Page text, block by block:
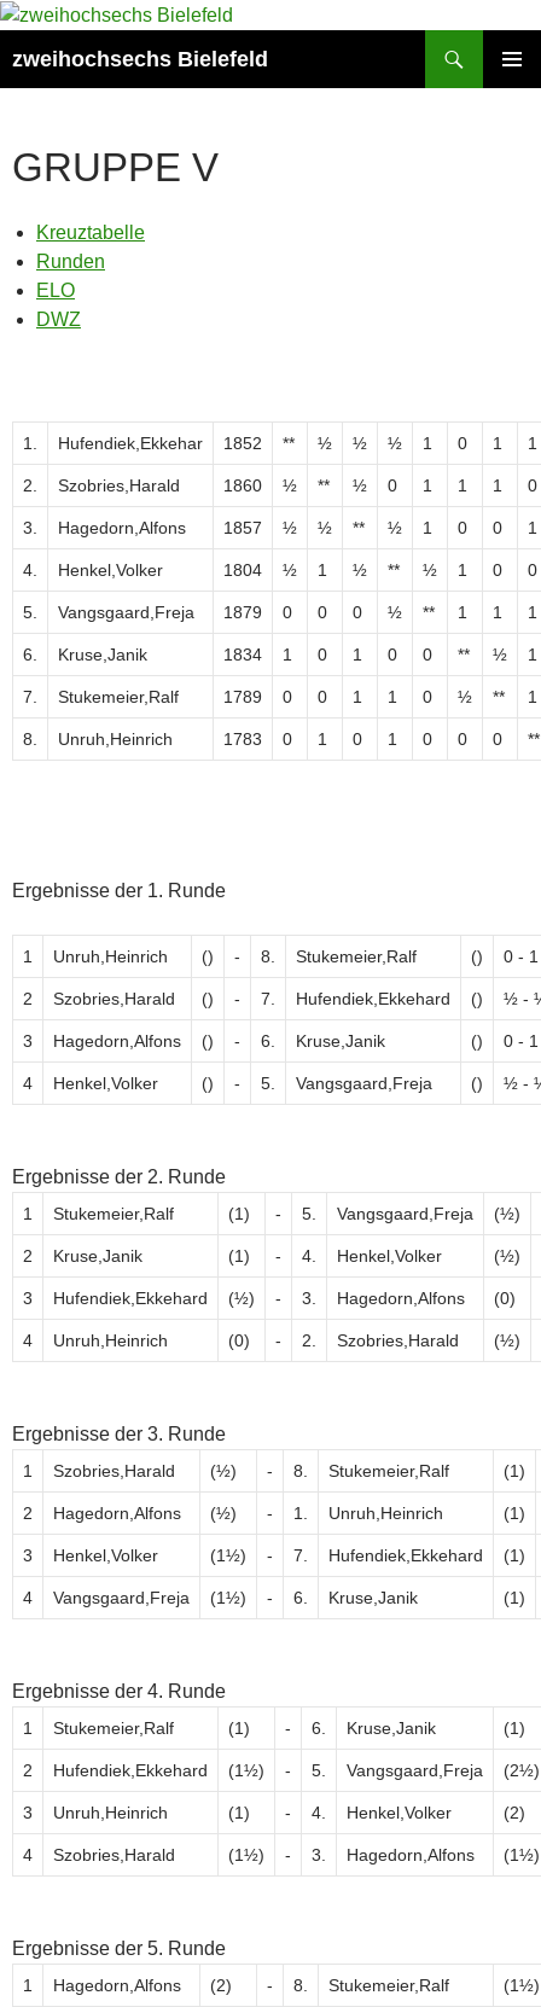
Zum
springen
zweihochsechs Bielefeld
GRUPPE V
Kreuztabelle
Runden
ELO
DWZ
1. Hufendiek,Ekkehar 1852 ** ½ ½ ½ 1 0 1 1
2. Szobries,Harald 1860 ½ ** ½ 0 1 1 1 0
3. Hagedorn,Alfons 1857 ½ ½ ** ½ 1 0 0 1
4. Henkel,Volker 1804 ½ 1 ½ ** ½ 1 0 0
5. Vangsgaard,Freja 1879 0 0 0 ½ ** 1 1 1
6. Kruse,Janik 1834 1 0 1 0 0 ** ½ 1
7. Stukemeier,Ralf 1789 0 0 1 1 0 ½ ** 1
8. Unruh,Heinrich 1783 0 1 0 1 0 0 0 **
Ergebnisse der 1. Runde
1 Unruh,Heinrich () - 8. Stukemeier,Ralf () 0 - 1
2 Szobries,Harald () - 7. Hufendiek,Ekkehard () ½ -
3 Hagedorn,Alfons () - 6. Kruse,Janik () 0 - 1
4 Henkel,Volker () - 5. Vangsgaard,Freja () ½ -
Ergebnisse der 2. Runde
1 Stukemeier,Ralf (1) - 5. Vangsgaard,Freja (½)
2 Kruse,Janik (1) - 4. Henkel,Volker (½)
3 Hufendiek,Ekkehard (½) - 3. Hagedorn,Alfons (0)
4 Unruh,Heinrich (0) - 2. Szobries,Harald (½)
Ergebnisse der 3. Runde
1 Szobries,Harald (½) - 8. Stukemeier,Ralf (1)
2 Hagedorn,Alfons (½) - 1. Unruh,Heinrich (1)
3 Henkel,Volker (1½) - 7. Hufendiek,Ekkehard (1)
4 Vangsgaard,Freja (1½) - 6. Kruse,Janik (1)
Ergebnisse der 4. Runde
1 Stukemeier,Ralf (1) - 6. Kruse,Janik (1)
2 Hufendiek,Ekkehard (1½) - 5. Vangsgaard,Freja (2½)
3 Unruh,Heinrich (1) - 4. Henkel,Volker (2)
4 Szobries,Harald (1½) - 3. Hagedorn,Alfons (1½)
Ergebnisse der 5. Runde
1 Hagedorn,Alfons (2) - 8. Stukemeier,Ralf (1½)